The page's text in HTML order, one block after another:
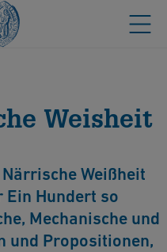
Weisheit
Weißheit
Ein Hundert so
Mechanische und
und Propositionen,